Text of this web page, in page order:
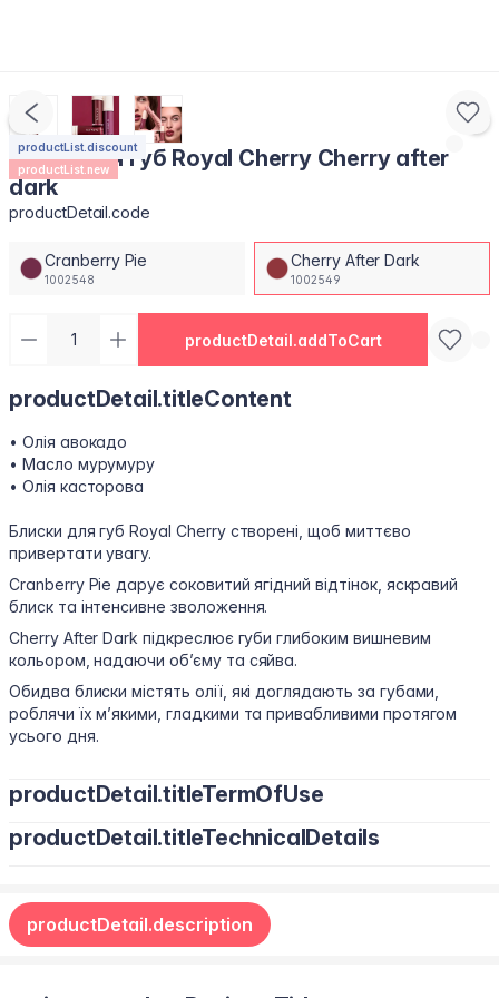
productList.discount
productList.new
Блиск для губ Royal Cherry Cherry after
dark
productDetail.code
Cranberry Pie
1002548
Cherry After Dark
1002549
productDetail.addToCart
productDetail.titleContent
• Олія авокадо
• Масло мурумуру
• Олія касторова
Блиски для губ Royal Cherry створені, щоб миттєво
привертати увагу.
Cranberry Pie дарує соковитий ягідний відтінок, яскравий
блиск та інтенсивне зволоження.
Cherry After Dark підкреслює губи глибоким вишневим
кольором, надаючи об’єму та сяйва.
Обидва блиски містять олії, які доглядають за губами,
роблячи їх м’якими, гладкими та привабливими протягом
усього дня.
productDetail.titleTermOfUse
Спосіб застосування: наносити, починаючи з центру губ і
Попередження:
Тільки для зовнішнього застосування. У разі появи
подразнення або інфекції негайно припинити використання
дітей місці.
productDetail.titleTechnicalDetails
поліациладіпат-2, октилдодеканол, диметилсилілат
кремнезему, діізостеарил малат, пентаеритритил
тетраізостеарат, синтетичний віск, масло ши
феноксиетанол, ароматизатор, поліетилен,
productDetail.description